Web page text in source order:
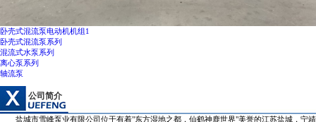
卧壳式混流泵电动机机组1
卧壳式混流泵系列
混流式水泵系列
离心泵系列
轴流泵
公司简介
盐城市雪峰泵业有限公司位于有着"东方湿地之都，仙鹤神鹿世界"美誉的江苏盐城，宁靖